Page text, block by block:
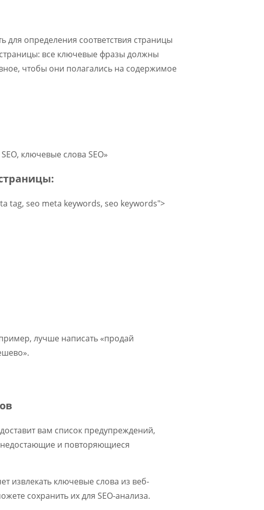
определения соответствия страницы
все ключевые фразы должны
чтобы они полагались на содержимое
ключевые слова SEO»
tag, seo meta keywords, seo keywords">
лучше написать «продай
вам список предупреждений,
и повторяющиеся
извлекать ключевые слова из веб-
сохранить их для SEO-анализа.